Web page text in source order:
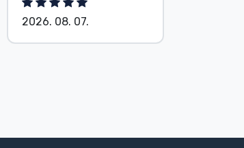
2026. 08. 07.